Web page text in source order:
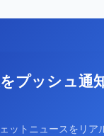
プッシュ通
ットニュースをリア